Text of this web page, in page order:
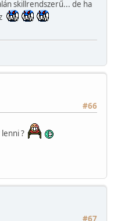
skillrendszerű... de ha
#66
lenni ?
#67